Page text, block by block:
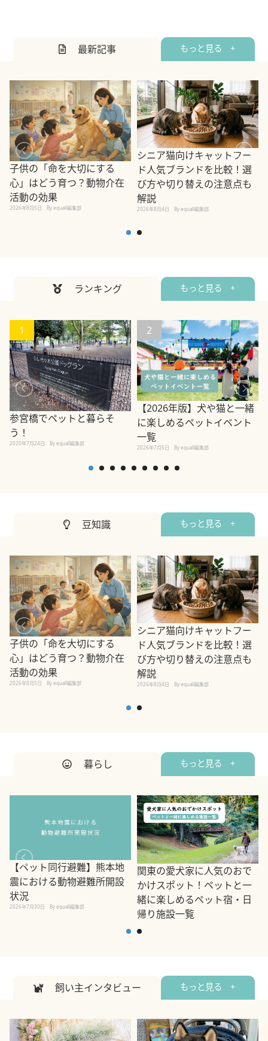
最新記事 もっと見る +
子供の「命を大切にする
心」はどう育つ？動物介在
活動の効果
2026年8月5日 By equall編集部
シニア猫向けキャットフー
ド人気ブランドを比較！選
び方や切り替えの注意点も
解説
2026年8月4日 By equall編集部
ランキング もっと見る +
1
参宮橋でペットと暮らそ
う！
2020年7月24日 By equall編集部
2
【2026年版】犬や猫と一緒
に楽しめるペットイベント
一覧
2026年7月5日 By equall編集部
豆知識 もっと見る +
子供の「命を大切にする
心」はどう育つ？動物介在
活動の効果
2026年8月5日 By equall編集部
シニア猫向けキャットフー
ド人気ブランドを比較！選
び方や切り替えの注意点も
解説
2026年8月4日 By equall編集部
暮らし もっと見る +
【ペット同行避難】熊本地
震における動物避難所開設
状況
2026年7月30日 By equall編集部
関東の愛犬家に人気のおで
かけスポット！ペットと一
緒に楽しめるペット宿・日
帰り施設一覧
飼い主インタビュー もっと見る +